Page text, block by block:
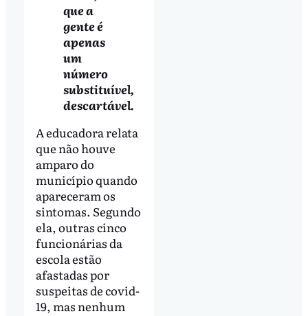
que a
gente é
apenas
um
número
substituível,
descartável.
A educadora relata
que não houve
amparo do
município quando
apareceram os
sintomas. Segundo
ela, outras cinco
funcionárias da
escola estão
afastadas por
suspeitas de covid-
19, mas nenhum